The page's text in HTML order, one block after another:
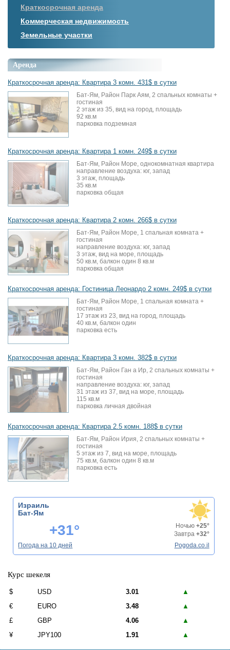
Краткосрочная аренда
Коммерческая недвижимость
Земельные участки
Аренда
Краткосрочная аренда: Квартира 3 комн. 431$ в сутки
Бат-Ям, Район Парк Аям, 2 спальных комнаты +
гостиная
2 этаж из 35, вид на город, площадь
92 кв.м
парковка подземная
Краткосрочная аренда: Квартира 1 комн. 249$ в сутки
Бат-Ям, Район Море, однокомнатная квартира
направление воздуха: юг, запад
3 этаж, площадь
35 кв.м
парковка общая
Краткосрочная аренда: Квартира 2 комн. 266$ в сутки
Бат-Ям, Район Море, 1 спальная комната +
гостиная
направление воздуха: юг, запад
3 этаж, вид на море, площадь
50 кв.м, балкон один 8 кв.м
парковка общая
Краткосрочная аренда: Гостиница Леонардо 2 комн. 249$ в сутки
Бат-Ям, Район Море, 1 спальная комната +
гостиная
17 этаж из 23, вид на город, площадь
40 кв.м, балкон один
парковка есть
Краткосрочная аренда: Квартира 3 комн. 382$ в сутки
Бат-Ям, Район Ган а Ир, 2 спальных комнаты +
гостиная
направление воздуха: юг, запад
31 этаж из 37, вид на море, площадь
115 кв.м
парковка личная двойная
Краткосрочная аренда: Квартира 2.5 комн. 188$ в сутки
Бат-Ям, Район Ирия, 2 спальных комнаты +
гостиная
5 этаж из 7, вид на море, площадь
75 кв.м, балкон один 8 кв.м
парковка есть
Израиль
Бат-Ям
+31° Ночью +25°
Завтра +32°
Погода на 10 дней
Pogoda.co.il
Курс шекеля
$ USD 3.01
▲
€
EURO 3.48
▲
£
GBP 4.06
▲
¥
JPY100 1.91 ▲